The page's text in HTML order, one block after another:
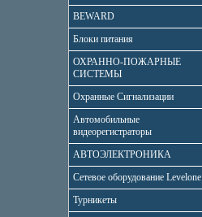
BEWARD
Блоки питания
ОХРАННО-ПОЖАРНЫЕ
СИСТЕМЫ
Охранные Сигнализации
Автомобильные
видеорегистраторы
АВТОЭЛЕКТРОНИКА
Сетевое оборудование Levelone
Турникеты